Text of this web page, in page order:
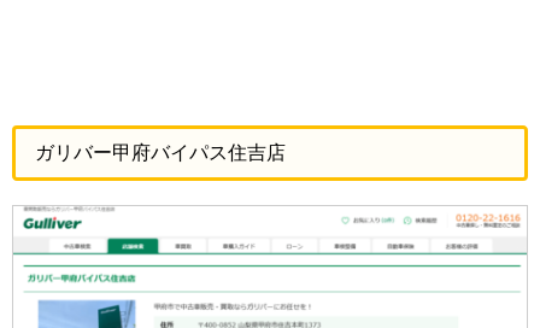
ガリバー甲府バイパス住吉店